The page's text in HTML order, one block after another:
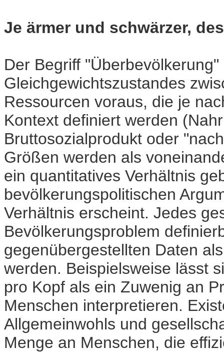
Je ärmer und schwärzer,
Der Begriff
Gleichgewichtszustandes
Ressourcen voraus, die je
Kontext definiert werden
Bruttosozialprodukt oder
Größen werden als
ein quantitatives Verhältnis
bevölkerungspolitischen
Verhältnis erscheint. Jedes
Bevölkerungsproblem
gegenübergestellten Daten
werden. Beispielsweise lässt
pro Kopf als ein Zuwenig an
Menschen interpretieren.
Allgemeinwohls und
Menge an Menschen, die